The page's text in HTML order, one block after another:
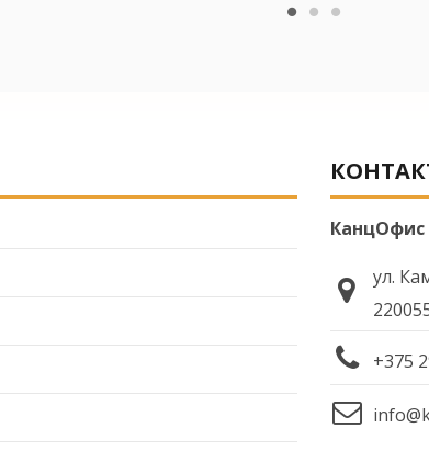
КанцОфис
ул.
+375